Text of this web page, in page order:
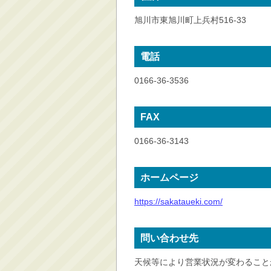
旭川市東旭川町上兵村516-33
電話
0166-36-3536
FAX
0166-36-3143
ホームページ
https://sakataueki.com/
問い合わせ先
天候等により営業状況が変わること